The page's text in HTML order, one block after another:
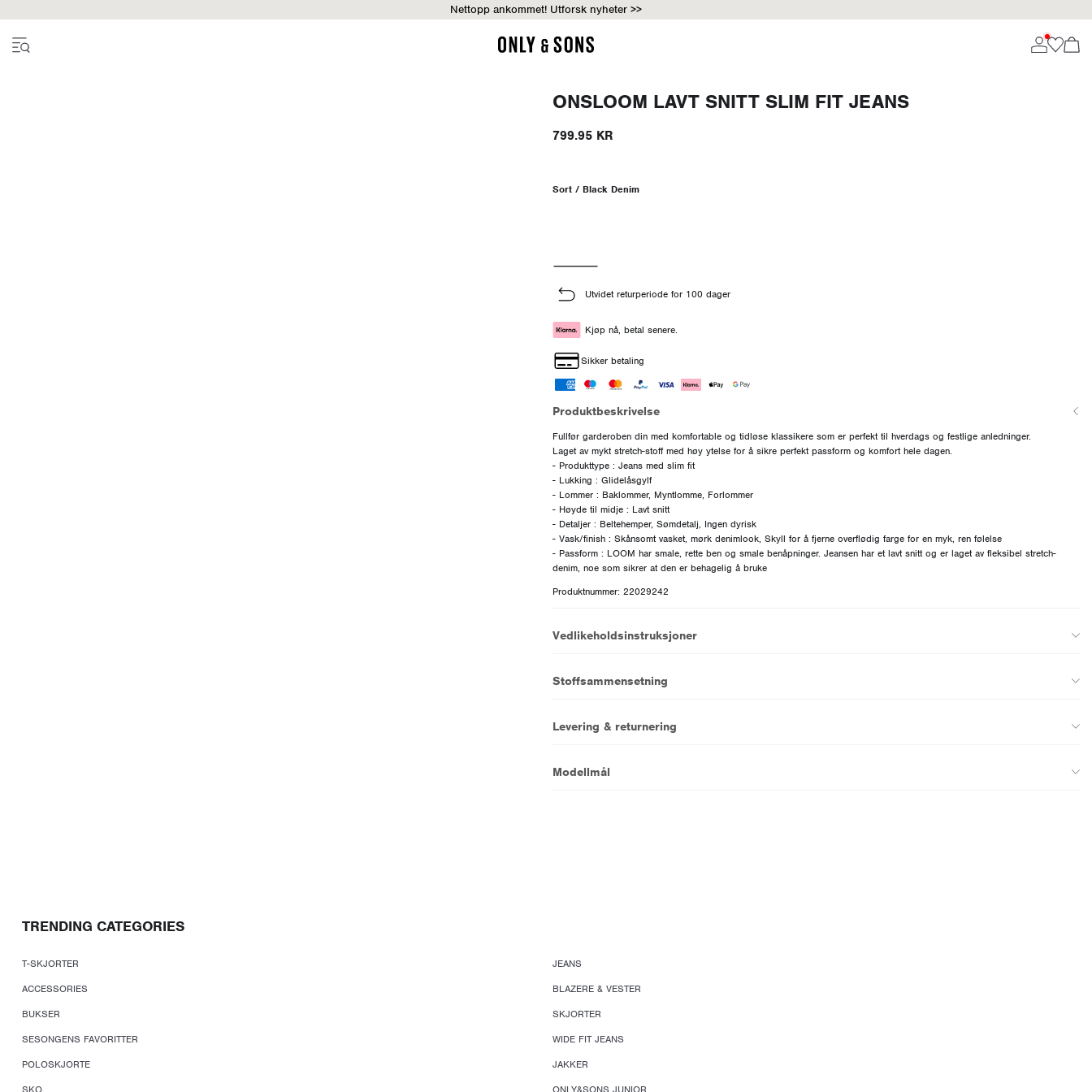
Nettopp ankommet! Utforsk nyheter >>
ONSLOOM LAVT SNITT SLIM FIT JEANS
799.95 KR
Sort / Black Denim
Utvidet returperiode for 100 dager
Kjøp nå, betal senere.
Sikker betaling
Produktbeskrivelse
Fullfør garderoben din med komfortable og tidløse klassikere som er perfekt til hverdags og festlige anledninger.
Laget av mykt stretch-stoff med høy ytelse for å sikre perfekt passform og komfort hele dagen.
- Produkttype : Jeans med slim fit
- Lukking : Glidelåsgylf
- Lommer : Baklommer, Myntlomme, Forlommer
- Høyde til midje : Lavt snitt
- Detaljer : Beltehemper, Sømdetalj, Ingen dyrisk
- Vask/finish : Skånsomt vasket, mørk denimlook, Skyll for å fjerne overflødig farge for en myk, ren følelse
- Passform : LOOM har smale, rette ben og smale benåpninger. Jeansen har et lavt snitt og er laget av fleksibel stretch-
denim, noe som sikrer at den er behagelig å bruke
Produktnummer: 22029242
Vedlikeholdsinstruksjoner
Stoffsammensetning
Levering & returnering
Modellmål
TRENDING CATEGORIES
T-SKJORTER
JEANS
ACCESSORIES
BLAZERE & VESTER
BUKSER
SKJORTER
SESONGENS FAVORITTER
WIDE FIT JEANS
POLOSKJORTE
JAKKER